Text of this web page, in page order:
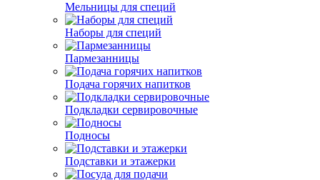
Мельницы для специй
Наборы для специй
Пармезанницы
Подача горячих напитков
Подкладки сервировочные
Подносы
Подставки и этажерки